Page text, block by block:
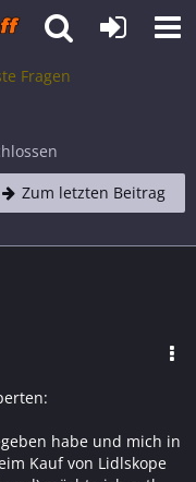
Fragen
Zum letzten Beitrag
habe und mich in
Kauf von Lidlskope